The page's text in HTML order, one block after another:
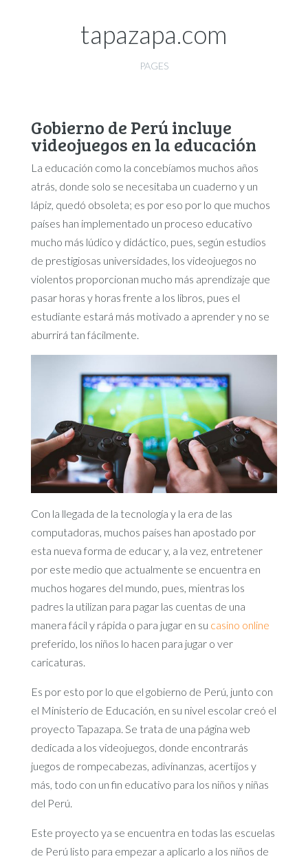
tapazapa.com
PAGES
Gobierno de Perú incluye
videojuegos en la educación
La educación como la concebíamos muchos años
atrás, donde solo se necesitaba un cuaderno y un
lápiz, quedó obsoleta; es por eso por lo que muchos
países han implementado un proceso educativo
mucho más lúdico y didáctico, pues, según estudios
de prestigiosas universidades, los videojuegos no
violentos proporcionan mucho más aprendizaje que
pasar horas y horas frente a los libros, pues el
estudiante estará más motivado a aprender y no se
aburrirá tan fácilmente.
Con la llegada de la tecnología y la era de las
computadoras, muchos países han apostado por
esta nueva forma de educar y, a la vez, entretener
por este medio que actualmente se encuentra en
muchos hogares del mundo, pues, mientras los
padres la utilizan para pagar las cuentas de una
manera fácil y rápida o para jugar en su casino online
preferido, los niños lo hacen para jugar o ver
caricaturas.
Es por esto por lo que el gobierno de Perú, junto con
el Ministerio de Educación, en su nivel escolar creó el
proyecto Tapazapa. Se trata de una página web
dedicada a los videojuegos, donde encontrarás
juegos de rompecabezas, adivinanzas, acertijos y
más, todo con un fin educativo para los niños y niñas
del Perú.
Este proyecto ya se encuentra en todas las escuelas
de Perú listo para empezar a aplicarlo a los niños de